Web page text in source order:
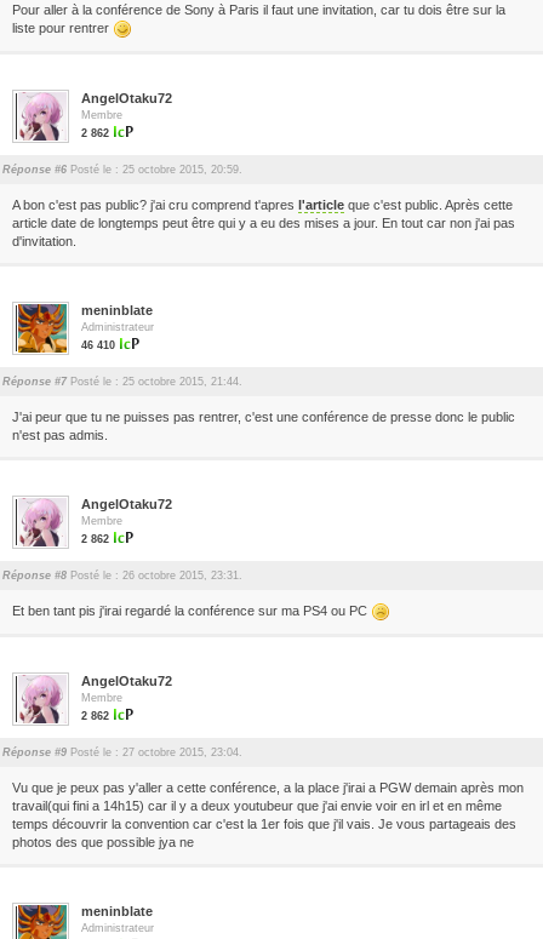
Pour aller à la conférence de Sony à Paris il faut une invitation, car tu dois être sur la
liste pour rentrer
AngelOtaku72
Membre
2 862
Réponse #6 Posté le : 25 octobre 2015, 20:59.
A bon c'est pas public? j'ai cru comprend t'apres l'article que c'est public. Après cette
article date de longtemps peut être qui y a eu des mises a jour. En tout car non j'ai pas
d'invitation.
meninblate
Administrateur
46 410
Réponse #7 Posté le : 25 octobre 2015, 21:44.
J'ai peur que tu ne puisses pas rentrer, c'est une conférence de presse donc le public
n'est pas admis.
AngelOtaku72
Membre
2 862
Réponse #8 Posté le : 26 octobre 2015, 23:31.
Et ben tant pis j'irai regardé la conférence sur ma PS4 ou PC
AngelOtaku72
Membre
2 862
Réponse #9 Posté le : 27 octobre 2015, 23:04.
Vu que je peux pas y'aller a cette conférence, a la place j'irai a PGW demain après mon
travail(qui fini a 14h15) car il y a deux youtubeur que j'ai envie voir en irl et en même
temps découvrir la convention car c'est la 1er fois que j'il vais. Je vous partageais des
photos des que possible jya ne
meninblate
Administrateur